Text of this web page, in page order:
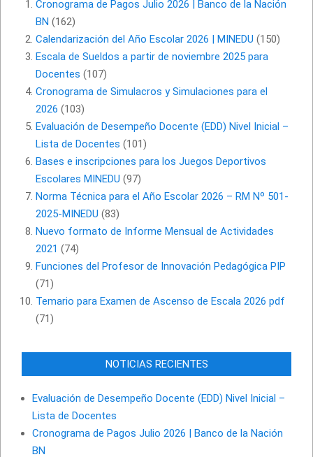
Cronograma de Pagos Julio 2026 | Banco de la Nación
BN (162)
Calendarización del Año Escolar 2026 | MINEDU (150)
Escala de Sueldos a partir de noviembre 2025 para
Docentes (107)
Cronograma de Simulacros y Simulaciones para el
2026 (103)
Evaluación de Desempeño Docente (EDD) Nivel Inicial –
Lista de Docentes (101)
Bases e inscripciones para los Juegos Deportivos
Escolares MINEDU (97)
Norma Técnica para el Año Escolar 2026 – RM Nº 501-
2025-MINEDU (83)
Nuevo formato de Informe Mensual de Actividades
2021 (74)
Funciones del Profesor de Innovación Pedagógica PIP
(71)
Temario para Examen de Ascenso de Escala 2026 pdf
(71)
NOTICIAS RECIENTES
Evaluación de Desempeño Docente (EDD) Nivel Inicial –
Lista de Docentes
Cronograma de Pagos Julio 2026 | Banco de la Nación
BN